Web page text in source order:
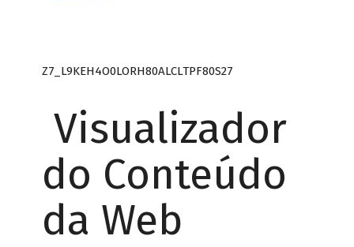
Z7_L9KEH4O0LORH80ALCLTPF80S27
Visualizador
do Conteúdo
da Web